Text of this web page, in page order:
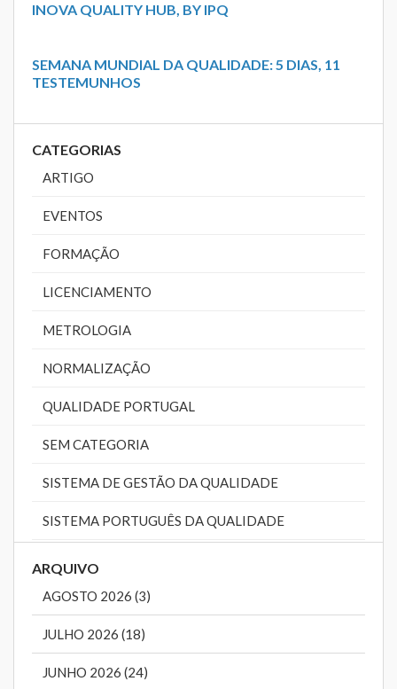
INOVA QUALITY HUB, BY IPQ
SEMANA MUNDIAL DA QUALIDADE: 5 DIAS, 11
TESTEMUNHOS
CATEGORIAS
ARTIGO
EVENTOS
FORMAÇÃO
LICENCIAMENTO
METROLOGIA
NORMALIZAÇÃO
QUALIDADE PORTUGAL
SEM CATEGORIA
SISTEMA DE GESTÃO DA QUALIDADE
SISTEMA PORTUGUÊS DA QUALIDADE
ARQUIVO
AGOSTO 2026 (3)
JULHO 2026 (18)
JUNHO 2026 (24)